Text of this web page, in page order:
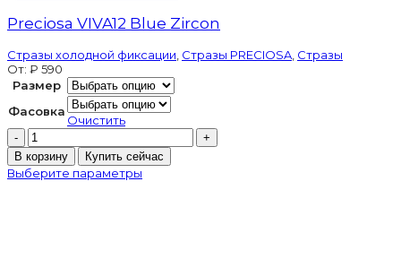
Preciosa VIVA12 Blue Zircon
Стразы холодной фиксации Стразы PRECIOSA Стразы
От: ₽ 590
Размер
Фасовка
Очистить
Количество
товара
Preciosa
VIVA12
В корзину Купить сейчас
Выберите параметры